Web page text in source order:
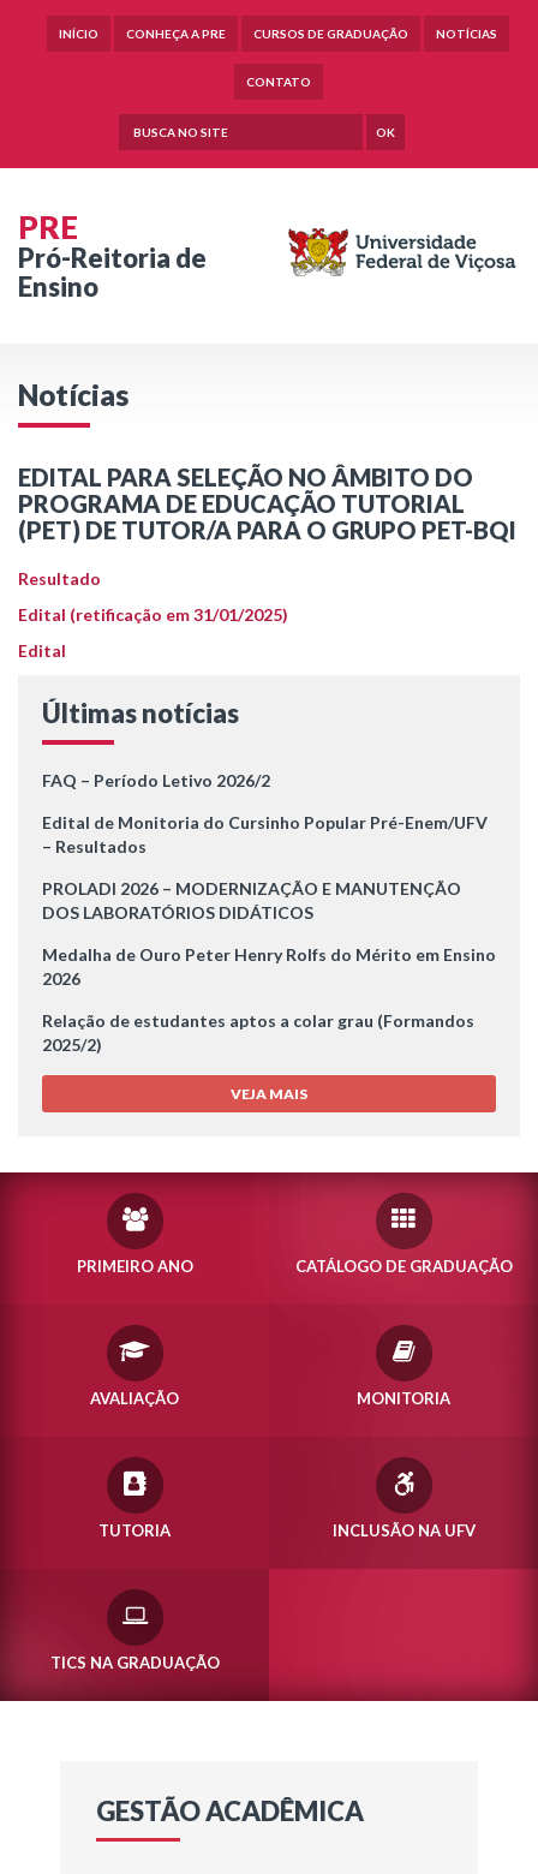
INÍCIO CONHEÇA A PRE CURSOS DE GRADUAÇÃO NOTÍCIAS
CONTATO
OK
PRE
Pró-Reitoria de
Ensino
Notícias
EDITAL PARA SELEÇÃO NO ÂMBITO DO
PROGRAMA DE EDUCAÇÃO TUTORIAL
(PET) DE TUTOR/A PARA O GRUPO PET-BQI
Resultado
Edital (retificação em 31/01/2025)
Edital
Últimas notícias
FAQ – Período Letivo 2026/2
Edital de Monitoria do Cursinho Popular Pré-Enem/UFV
– Resultados
PROLADI 2026 – MODERNIZAÇÃO E MANUTENÇÃO
DOS LABORATÓRIOS DIDÁTICOS
Medalha de Ouro Peter Henry Rolfs do Mérito em Ensino
2026
Relação de estudantes aptos a colar grau (Formandos
2025/2)
VEJA MAIS
PRIMEIRO ANO CATÁLOGO DE GRADUAÇÃO
AVALIAÇÃO MONITORIA
TUTORIA INCLUSÃO NA UFV
TICS NA GRADUAÇÃO
GESTÃO ACADÊMICA